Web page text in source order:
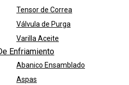
Tensor de Correa
Válvula de Purga
Varilla Aceite
Enfriamiento
Abanico Ensamblado
Aspas